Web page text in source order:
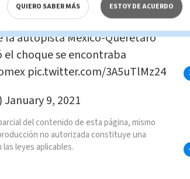
Nacional tras recibir fuerte
autopista México-Querétaro
choque se encontraba
pic.twitter.com/3A5uTlMz24
January 9, 2021
del contenido de esta página, mismo
no autorizada constituye una
leyes aplicables.
QUIERO SABER MÁS ESTOY DE ACUERDO